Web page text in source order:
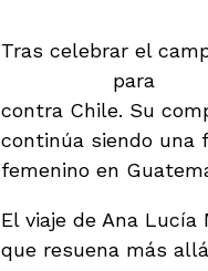
Tras celebrar el
para
contra Chile. Su
continúa siendo una
femenino en
El viaje de Ana
que resuena más